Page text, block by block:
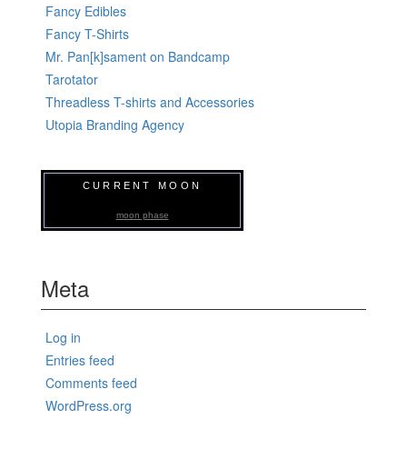
Fancy Edibles
Fancy T-Shirts
Mr. Pan[k]sament on Bandcamp
Tarotator
Threadless T-shirts and Accessories
Utopia Branding Agency
CURRENT MOON
moon phase
Meta
Log in
Entries feed
Comments feed
WordPress.org